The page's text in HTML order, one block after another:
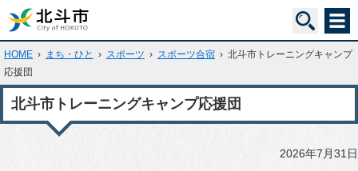
HOME › まち・ひと › スポーツ › スポーツ合宿 › 北斗市トレーニングキャンプ
応援団
北斗市トレーニングキャンプ応援団
2026年7月31日